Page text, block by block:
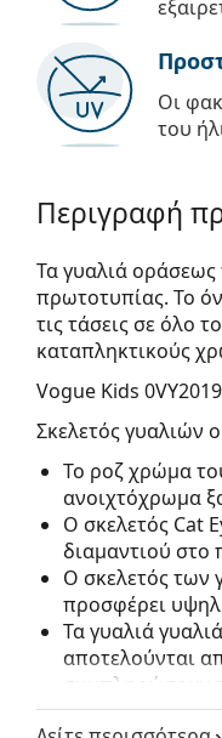
Οι
του
Περιγραφή
Τα γυαλιά οράσεως
πρωτοτυπίας. Το
τις τάσεις σε όλο
καταπληκτικούς
Vogue Kids
Σκελετός γυαλιών
Το ροζ χρώμα
ανοιχτόχρωμα
Ο σκελετός Cat
διαμαντιού
Ο σκελετός των
προσφέρει
Τα γυαλιά
αποτελούνται
συμπληρώσουν
πλεονεκτήματά